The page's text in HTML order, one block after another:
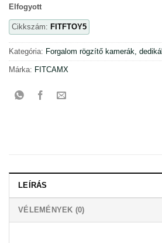
Elfogyott
Cikkszám: FITFTOY5
Kategória: Forgalom rögzítő kamerák,
Márka: FITCAMX
LEÍRÁS
VÉLEMÉNYEK (0)